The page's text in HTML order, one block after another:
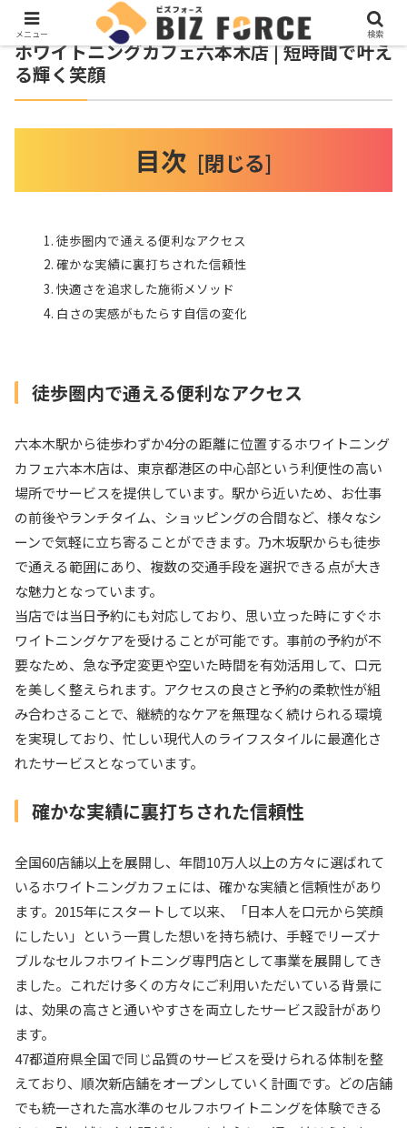
ホワイトニングカフェ六本木店 | 短時間で叶え
る輝く笑顔
目次
徒歩圏内で通える便利なアクセス
確かな実績に裏打ちされた信頼性
快適さを追求した施術メソッド
白さの実感がもたらす自信の変化
徒歩圏内で通える便利なアクセス
六本木駅から徒歩わずか4分の距離に位置するホワイトニング
カフェ六本木店は、東京都港区の中心部という利便性の高い
場所でサービスを提供しています。駅から近いため、お仕事
の前後やランチタイム、ショッピングの合間など、様々なシ
ーンで気軽に立ち寄ることができます。乃木坂駅からも徒歩
で通える範囲にあり、複数の交通手段を選択できる点が大き
な魅力となっています。
当店では当日予約にも対応しており、思い立った時にすぐホ
ワイトニングケアを受けることが可能です。事前の予約が不
要なため、急な予定変更や空いた時間を有効活用して、口元
を美しく整えられます。アクセスの良さと予約の柔軟性が組
み合わさることで、継続的なケアを無理なく続けられる環境
を実現しており、忙しい現代人のライフスタイルに最適化さ
れたサービスとなっています。
確かな実績に裏打ちされた信頼性
全国60店舗以上を展開し、年間10万人以上の方々に選ばれて
いるホワイトニングカフェには、確かな実績と信頼性があり
ます。2015年にスタートして以来、「日本人を口元から笑顔
にしたい」という一貫した想いを持ち続け、手軽でリーズナ
ブルなセルフホワイトニング専門店として事業を展開してき
ました。これだけ多くの方々にご利用いただいている背景に
は、効果の高さと通いやすさを両立したサービス設計があり
ます。
47都道府県全国で同じ品質のサービスを受けられる体制を整
えており、順次新店舗をオープンしていく計画です。どの店舗
でも統一された高水準のセルフホワイトニングを体験できる
メニュー 検索